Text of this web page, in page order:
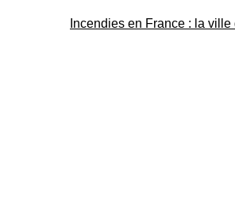
Incendies en France : la